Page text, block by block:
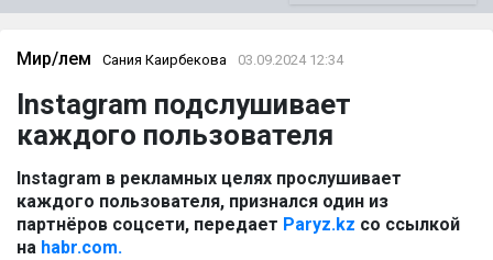
ЭКОНОМИКА
ОҚИҒА
News
Мир/Әлем Сания Каирбекова 03.09.2024 12:34
Instagram подслушивает
каждого пользователя
Instagram в рекламных целях прослушивает
каждого пользователя, признался один из
партнёров соцсети, передает Paryz.kz со ссылкой
на habr.com.